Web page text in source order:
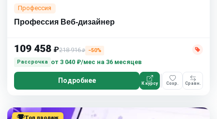
Профессия
Профессия Веб-дизайнер
109 458 ₽218 916₽
−50%
Рассрочка
от 3 040 ₽/мес на 36 месяцев
Подробнее К курсу Сохр. Сравн.